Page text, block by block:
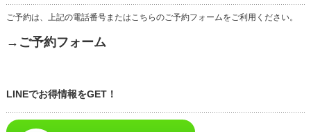
ご予約は、上記の電話番号またはこちらのご予約フォームをご利用ください。
→ご予約フォーム
LINEでお得情報をGET！